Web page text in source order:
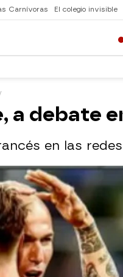
Carnívoras El colegio invisible
a debate
en las